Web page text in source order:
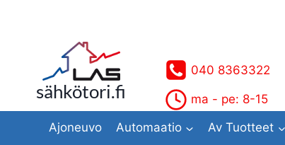
sähkötori.fi
040 8363322
ma - pe: 8-15
Ajoneuvo Automaatio Av Tuotteet